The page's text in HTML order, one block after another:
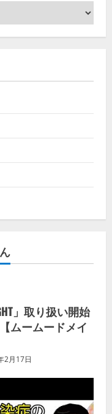
」取り扱い開始
ムームードメイ
2月17日